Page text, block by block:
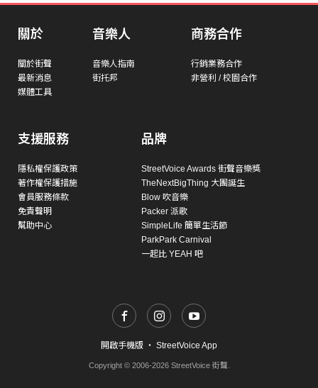
關於
關於街聲
最新消息
媒體工具
音樂人
音樂人指南
街托邦
商務合作
行銷業務合作
非營利 / 校園合作
支援服務
隱私權保護政策
著作權保護措施
會員服務條款
免責聲明
幫助中心
品牌
StreetVoice Awards 街聲音樂獎
TheNextBigThing 大團誕生
Blow 吹音樂
Packer 派歌
SimpleLife 簡單生活節
ParkPark Carnival
一起比 YEAH 吧
開啟手機版 ・ StreetVoice App
Copyright © 2006-2026 StreetVoice 街聲.